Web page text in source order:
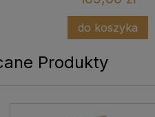
do koszyka
Produkty